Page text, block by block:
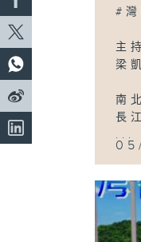
#
主持
梁
南
長
...